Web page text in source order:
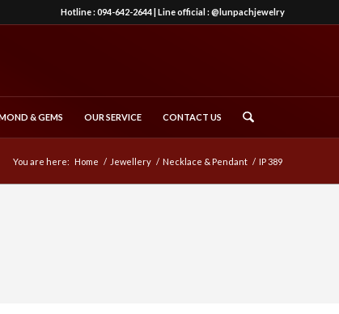
Hotline :094-642-2644| Line official :@lunpachjewelry
& GEMS OUR SERVICE CONTACT US
You are here: Home / Jewellery / Necklace & Pendant / IP 389